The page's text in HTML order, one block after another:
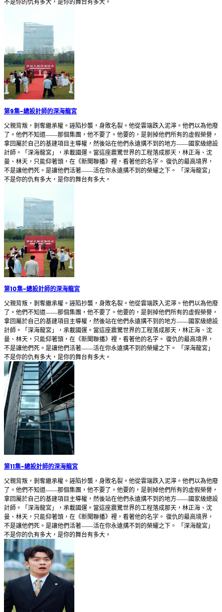
不是你的仇有多大，是你的舞台有多大。
第9集-總設計師的深海龍宮
父親背叛，剝奪繼承權。誣陷抄襲，身敗名裂。他從雲端跌入泥濘。他們以為他廢
了。他們不知道——那個集團，他不要了。他要的，是剝掉他們所有的虛假榮譽，
拿回屬於自己的基建項目主導權，然後站在他們永遠搆不到的地方——國家級總設
計師。「深海龍宮」，承載國運。當這座震驚世界的工程落成那天，林正海、沈
曼、林天，只能仰著頭，在《新聞聯播》裡，看著他的名字。 復仇的最高境界，
不是讓他們死。是讓他們活著——活在你永遠搆不到的榮耀之下。 「深海龍宮」
不是你的仇有多大，是你的舞台有多大。
第10集-總設計師的深海龍宮
父親背叛，剝奪繼承權。誣陷抄襲，身敗名裂。他從雲端跌入泥濘。他們以為他廢
了。他們不知道——那個集團，他不要了。他要的，是剝掉他們所有的虛假榮譽，
拿回屬於自己的基建項目主導權，然後站在他們永遠搆不到的地方——國家級總設
計師。「深海龍宮」，承載國運。當這座震驚世界的工程落成那天，林正海、沈
曼、林天，只能仰著頭，在《新聞聯播》裡，看著他的名字。 復仇的最高境界，
不是讓他們死。是讓他們活著——活在你永遠搆不到的榮耀之下。 「深海龍宮」
不是你的仇有多大，是你的舞台有多大。
第11集-總設計師的深海龍宮
父親背叛，剝奪繼承權。誣陷抄襲，身敗名裂。他從雲端跌入泥濘。他們以為他廢
了。他們不知道——那個集團，他不要了。他要的，是剝掉他們所有的虛假榮譽，
拿回屬於自己的基建項目主導權，然後站在他們永遠搆不到的地方——國家級總設
計師。「深海龍宮」，承載國運。當這座震驚世界的工程落成那天，林正海、沈
曼、林天，只能仰著頭，在《新聞聯播》裡，看著他的名字。 復仇的最高境界，
不是讓他們死。是讓他們活著——活在你永遠搆不到的榮耀之下。 「深海龍宮」
不是你的仇有多大，是你的舞台有多大。